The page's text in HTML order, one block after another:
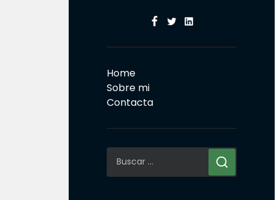
Facebook
TwitterLinkedin
Home
Sobre mi
Contacta
Buscar: